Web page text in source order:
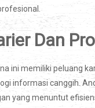
Dan
ini memiliki peluang
informasi canggih.
yang menuntut